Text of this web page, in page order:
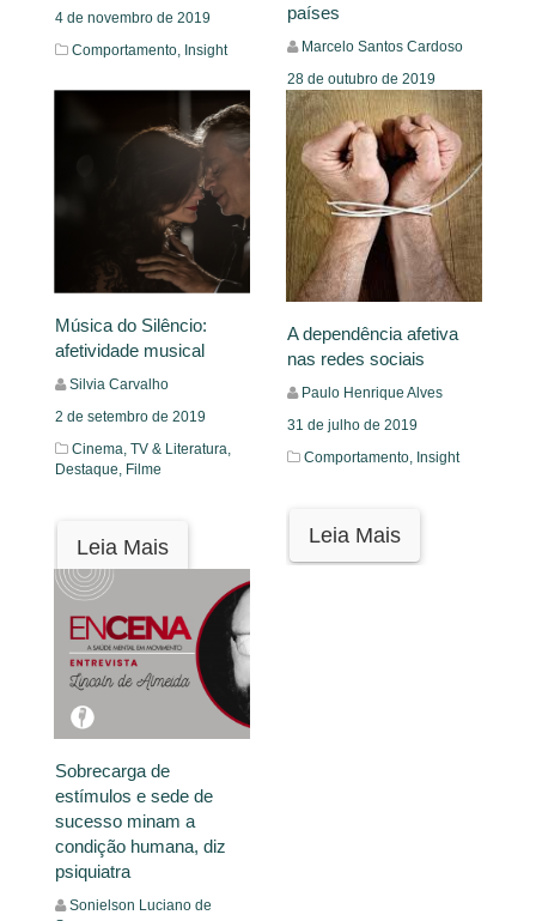
4 de novembro de 2019
Comportamento, Insight
Leia Mais
países
Marcelo Santos Cardoso
28 de outubro de 2019
Notícias
Leia Mais
Música do Silêncio:
afetividade musical
Silvia Carvalho
2 de setembro de 2019
Cinema, TV & Literatura,
Destaque, Filme
Leia Mais
A dependência afetiva
nas redes sociais
Paulo Henrique Alves
31 de julho de 2019
Comportamento, Insight
Leia Mais
Sobrecarga de
estímulos e sede de
sucesso minam a
condição humana, diz
psiquiatra
Sonielson Luciano de